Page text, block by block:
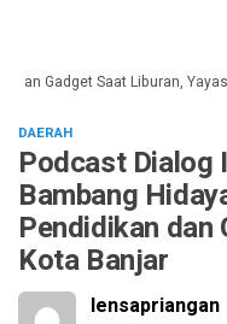
Gadget Saat Liburan,
DAERAH
Podcast Dialog
Bambang
Pendidikan dan
Kota Banjar
lensapriangan